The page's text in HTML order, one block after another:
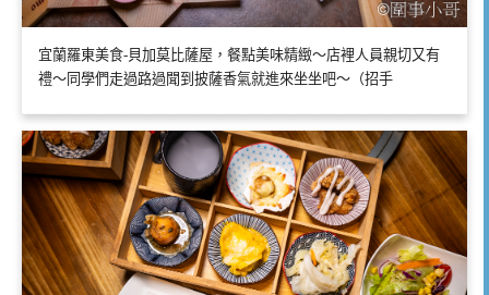
宜蘭羅東美食-貝加莫比薩屋，餐點美味精緻～店裡人員親切又有
禮～同學們走過路過聞到披薩香氣就進來坐坐吧～（招手